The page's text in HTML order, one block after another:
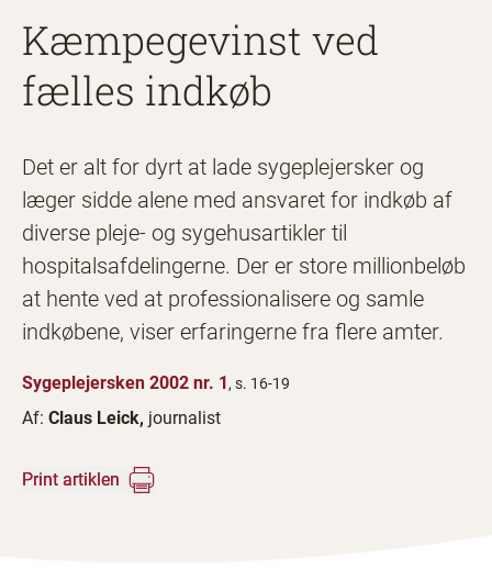
Kæmpegevinst ved
fælles indkøb
Det er alt for dyrt at lade sygeplejersker og
læger sidde alene med ansvaret for indkøb af
diverse pleje- og sygehusartikler til
hospitalsafdelingerne. Der er store millionbeløb
at hente ved at professionalisere og samle
indkøbene, viser erfaringerne fra flere amter.
Sygeplejersken 2002 nr. 1, s. 16-19
Af: Claus Leick, journalist
Print artiklen